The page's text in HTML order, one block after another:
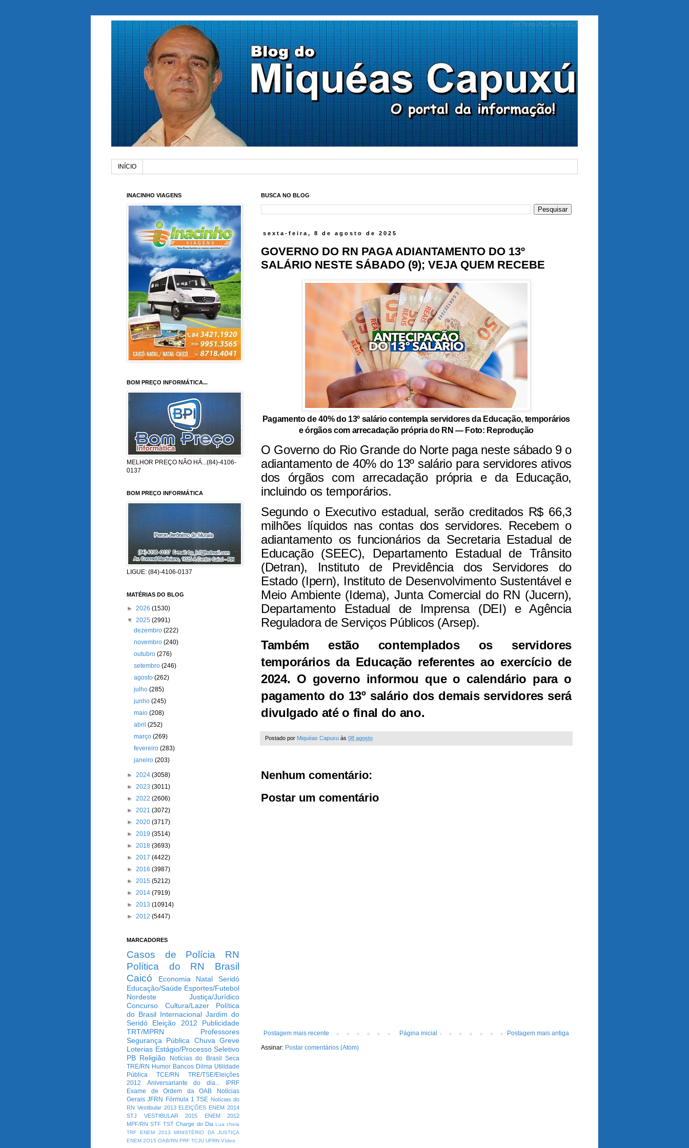
INÍCIO
BUSCA NO BLOG
sexta-feira, 8 de agosto de 2025
GOVERNO DO RN PAGA ADIANTAMENTO DO 13º
SALÁRIO NESTE SÁBADO (9); VEJA QUEM RECEBE
Pagamento de 40% do 13º salário contempla servidores da Educação, temporários
e órgãos com arrecadação própria do RN — Foto: Reprodução
O Governo do Rio Grande do Norte paga neste sábado 9 o
adiantamento de 40% do 13º salário para servidores ativos
dos órgãos com arrecadação própria e da Educação,
incluindo os temporários.
Segundo o Executivo estadual, serão creditados R$ 66,3
milhões líquidos nas contas dos servidores. Recebem o
adiantamento os funcionários da Secretaria Estadual de
Educação (SEEC), Departamento Estadual de Trânsito
(Detran), Instituto de Previdência dos Servidores do
Estado (Ipern), Instituto de Desenvolvimento Sustentável e
Meio Ambiente (Idema), Junta Comercial do RN (Jucern),
Departamento Estadual de Imprensa (DEI) e Agência
Reguladora de Serviços Públicos (Arsep).
Também estão contemplados os servidores
temporários da Educação referentes ao exercício de
2024. O governo informou que o calendário para o
pagamento do 13º salário dos demais servidores será
divulgado até o final do ano.
Postado por Miquéas Capuxu às 08 agosto
Nenhum comentário:
Postar um comentário
Postagem mais recente Postagem mais antiga
Página inicial
Assinar: Postar comentários (Atom)
INACINHO VIAGENS
BOM PREÇO INFORMÁTICA...
MELHOR PREÇO NÃO HÁ...(84)-4106-
0137
BOM PREÇO INFORMÁTICA
LIGUE: (84)-4106-0137
MATÉRIAS DO BLOG
► 2026 (1530)
▼ 2025 (2991)
dezembro(222)
novembro(240)
outubro(276)
setembro(246)
agosto(262)
julho(285)
junho(245)
maio(208)
abril(252)
março(269)
fevereiro(283)
janeiro(203)
► 2024 (3058)
► 2023 (3011)
► 2022 (2606)
► 2021 (3072)
► 2020 (3717)
► 2019 (3514)
► 2018 (3693)
► 2017 (4422)
► 2016 (3987)
► 2015 (5212)
► 2014 (7919)
► 2013 (10914)
► 2012 (5447)
MARCADORES
Casos de Polícia
RN
Política do RN
Brasil
Caicó
Economia Natal
Seridó
Educação/Saúde Esportes/Futebol
Nordeste
Justiça/Jurídico
Concurso
Cultura/Lazer
Política
do Brasil Internacional Jardim do
Seridó
Eleição 2012
Publicidade
TRT/MPRN
Professores
Segurança Pública Chuva Greve
Loterias Estágio/Processo Seletivo
PB Religião Notícias do Brasil
Seca
TRE/RN Humor Bancos Dilma Utilidade
Pública
TCE/RN
TRE/TSE/Eleições
2012
Aniversariante do dia...
IPRF
Exame de Ordem da OAB
Notícias
Gerais JFRN Fórmula 1 TSE Notícias do
RN Vestibular 2013 ELEIÇÕES ENEM 2014
STJ
VESTIBULAR 2015
ENEM 2012
MPF/RN STF TST Charge do Dia Lua cheia
TRF
ENEM 2013
MINISTÉRIO DA JUSTIÇA
ENEM 2O15 OAB/RN PRF TCJU UFRN Vídeo